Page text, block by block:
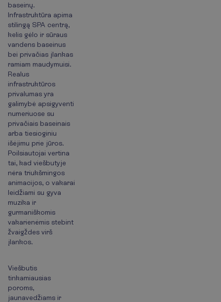
baseinų.
Infrastruktūra apima
stilingą SPA centrą,
kelis gėlo ir sūraus
vandens baseinus
bei privačias įlankas
ramiam maudymuisi.
Realus
infrastruktūros
privalumas yra
galimybė apsigyventi
numeriuose su
privačiais baseinais
arba tiesioginiu
išėjimu prie jūros.
Poilsiautojai vertina
tai, kad viešbutyje
nėra triukšmingos
animacijos, o vakarai
leidžiami su gyva
muzika ir
gurmaniškomis
vakarienėmis stebint
žvaigždes virš
įlankos.
Viešbutis
tinkamiausias
poroms,
jaunavedžiams ir